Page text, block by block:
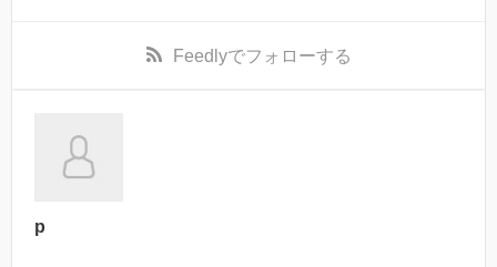
Feedlyでフォローする
p